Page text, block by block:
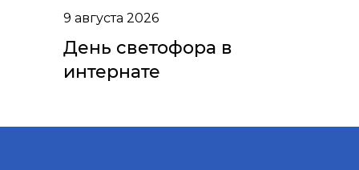
9 августа 2026
День светофора в
интернате